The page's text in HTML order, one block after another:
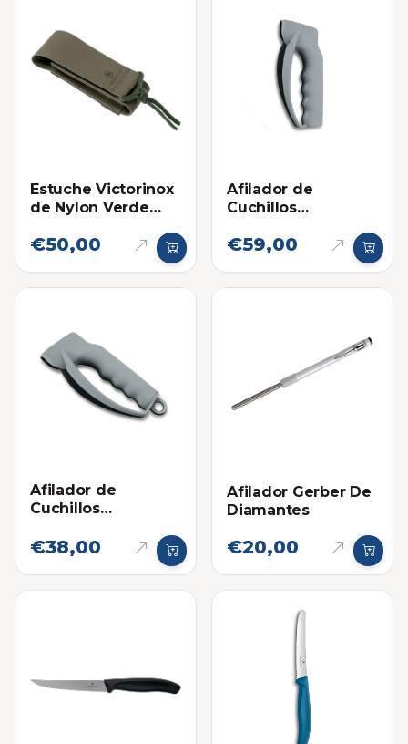
Estuche Victorinox
de Nylon Verde
Grandes
€50,00
Afilador de
Cuchillos
€59,00
Afilador de
Cuchillos
Pequeño
€38,00
Afilador Gerber De
Diamantes
€20,00